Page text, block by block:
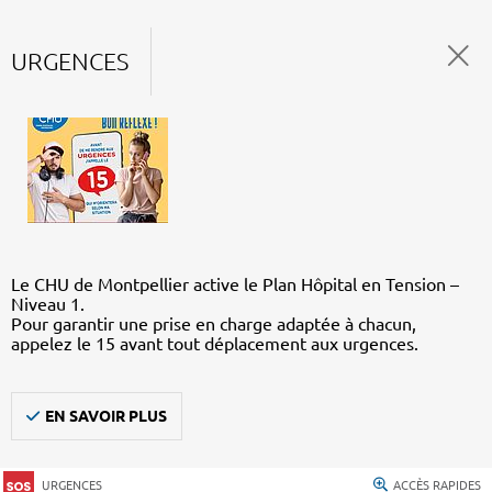
URGENCES
Le CHU de Montpellier active le Plan Hôpital en Tension –
Niveau 1.
Pour garantir une prise en charge adaptée à chacun,
appelez le 15 avant tout déplacement aux urgences.
EN SAVOIR PLUS
URGENCES ACCÈS RAPIDES